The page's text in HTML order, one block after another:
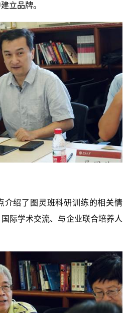
立品牌。
介绍了图灵班科研训练的相关情
际学术交流、与企业联合培养人